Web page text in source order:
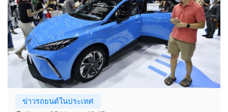
ข่าวรถยนต์ในประเทศ